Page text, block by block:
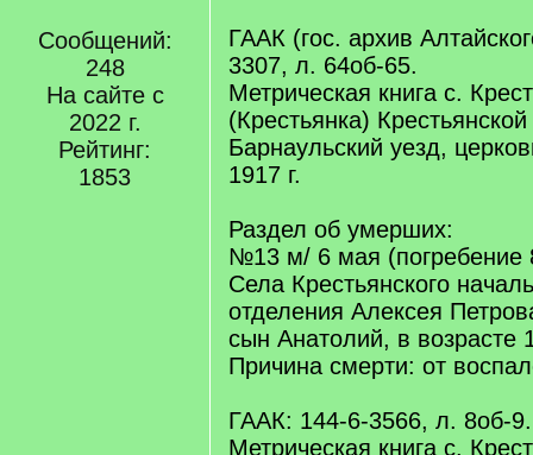
Сообщений:
248
На сайте с
2022 г.
Рейтинг:
1853
ГААК (гос. архив
3307, л. 64об-65.
Метрическая книга с.
(Крестьянка)
Барнаульский уезд,
1917 г.
Раздел об умерших:
№13 м/ 6 мая (погребение
Села Крестьянского
отделения Алексея
сын Анатолий, в возрасте
Причина смерти: от
ГААК: 144-6-3566, л. 8об-9.
Метрическая книга с.